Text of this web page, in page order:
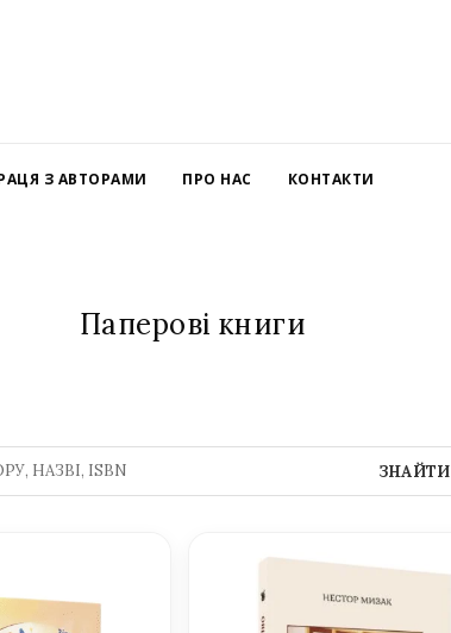
З АВТОРАМИ ПРО НАС КОНТАКТИ
Паперові книги
ЗНАЙТИ